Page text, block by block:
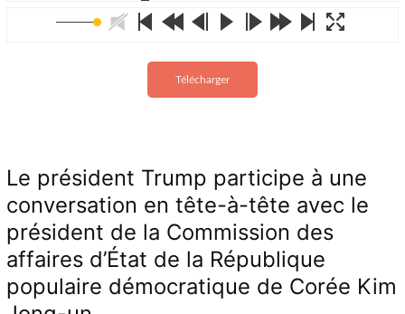
Télécharger
Le président Trump participe à une
conversation en tête-à-tête avec le
président de la Commission des
affaires d’État de la République
populaire démocratique de Corée Kim